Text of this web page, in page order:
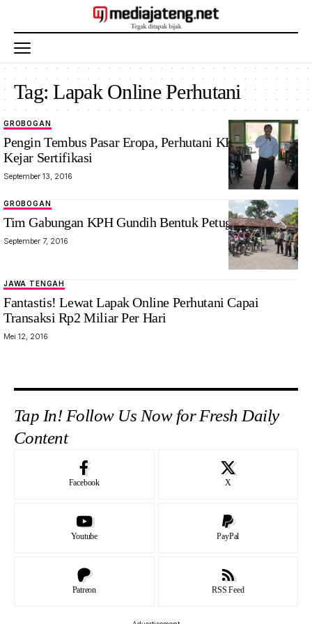
Tag:Lapak Online Perhutani
GROBOGAN
Pengin Tembus Pasar Eropa, Perhutani KPH Gundih
Kejar Sertifikasi
September 13, 2016
GROBOGAN
Tim Gabungan KPH Gundih Bentuk Petugas Blusukan
September 7, 2016
JAWA TENGAH
Fantastis! Lewat Lapak Online Perhutani Capai
Transaksi Rp2 Miliar Per Hari
Mei 12, 2016
Tap In! Follow Us Now for Fresh Daily
Content
Facebook X
Youtube PayPal
Patreon RSS Feed